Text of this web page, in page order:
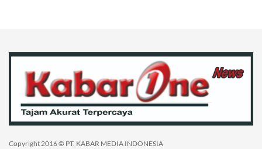
Copyright 2016 © PT. KABAR MEDIA INDONESIA